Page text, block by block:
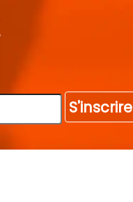
S'inscrire